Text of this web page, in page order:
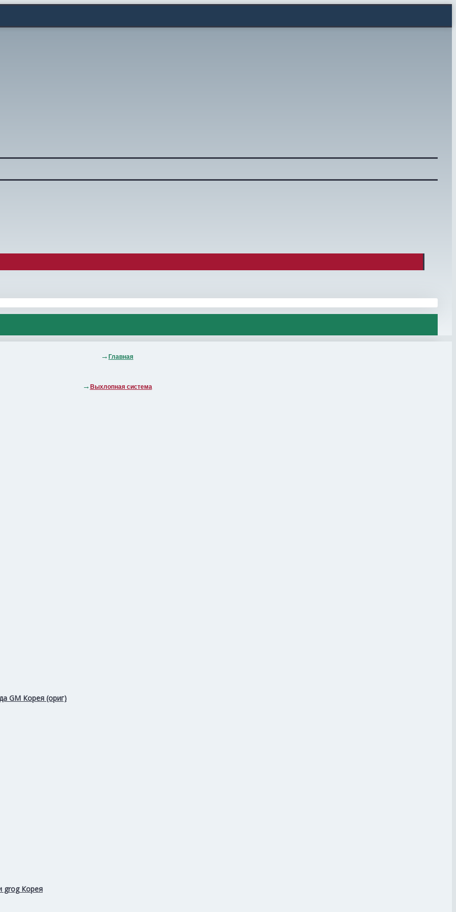
Главная
Выхлопная система
GM Корея (ориг)
grog Корея